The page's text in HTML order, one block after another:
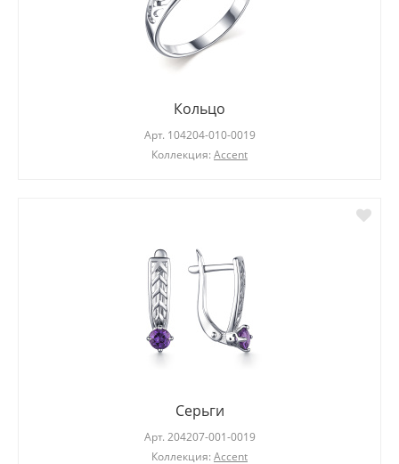
Кольцо
Арт. 104204-010-0019
Коллекция: Accent
Серьги
Арт. 204207-001-0019
Коллекция: Accent